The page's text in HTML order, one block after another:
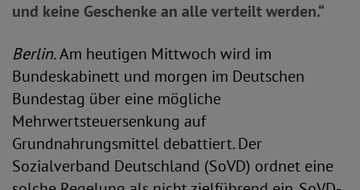
und keine Geschenke an alle verteilt werden.“
Berlin.Am heutigen Mittwoch wird im
Bundeskabinett und morgen im Deutschen
Bundestag über eine mögliche
Mehrwertsteuersenkung auf
Grundnahrungsmittel debattiert. Der
Sozialverband Deutschland (SoVD) ordnet eine